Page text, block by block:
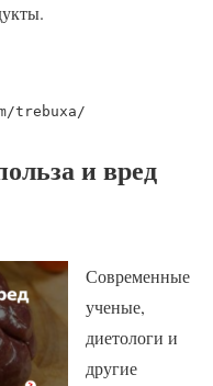
trebuxa/
и вред
Современные
ученые,
диетологи и
другие